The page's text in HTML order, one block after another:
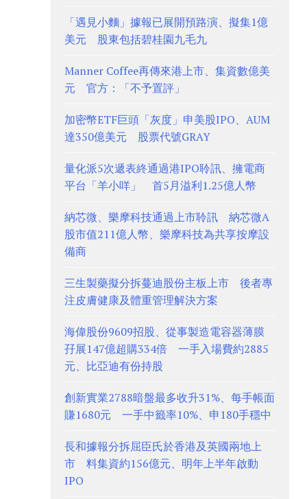
「遇見小麵」據報已展開預路演、擬集1億
美元 股東包括碧桂園九毛九
Manner Coffee再傳來港上市、集資數億美
元 官方：「不予置評」
加密幣ETF巨頭「灰度」申美股IPO、AUM
達350億美元 股票代號GRAY
量化派5次遞表終通過港IPO聆訊、擁電商
平台「羊小咩」 首5月溢利1.25億人幣
納芯微、樂摩科技通過上市聆訊 納芯微A
股市值211億人幣、樂摩科技為共享按摩設
備商
三生製藥擬分拆蔓迪股份主板上市 後者專
注皮膚健康及體重管理解決方案
海偉股份9609招股、從事製造電容器薄膜
孖展147億超購334倍 一手入場費約2885
元、比亞迪有份持股
創新實業2788暗盤最多收升31%、每手帳面
賺1680元 一手中籤率10%、申180手穩中
長和據報分拆屈臣氏於香港及英國兩地上
市 料集資約156億元、明年上半年啟動
IPO